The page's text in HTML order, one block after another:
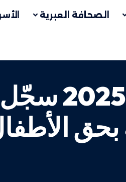
الصحافة العبرية
الأمم
بحق